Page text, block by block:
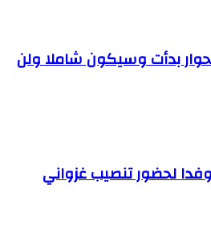
بدأت وسيكون شاملا ولن
لحضور تنصيب غزواني